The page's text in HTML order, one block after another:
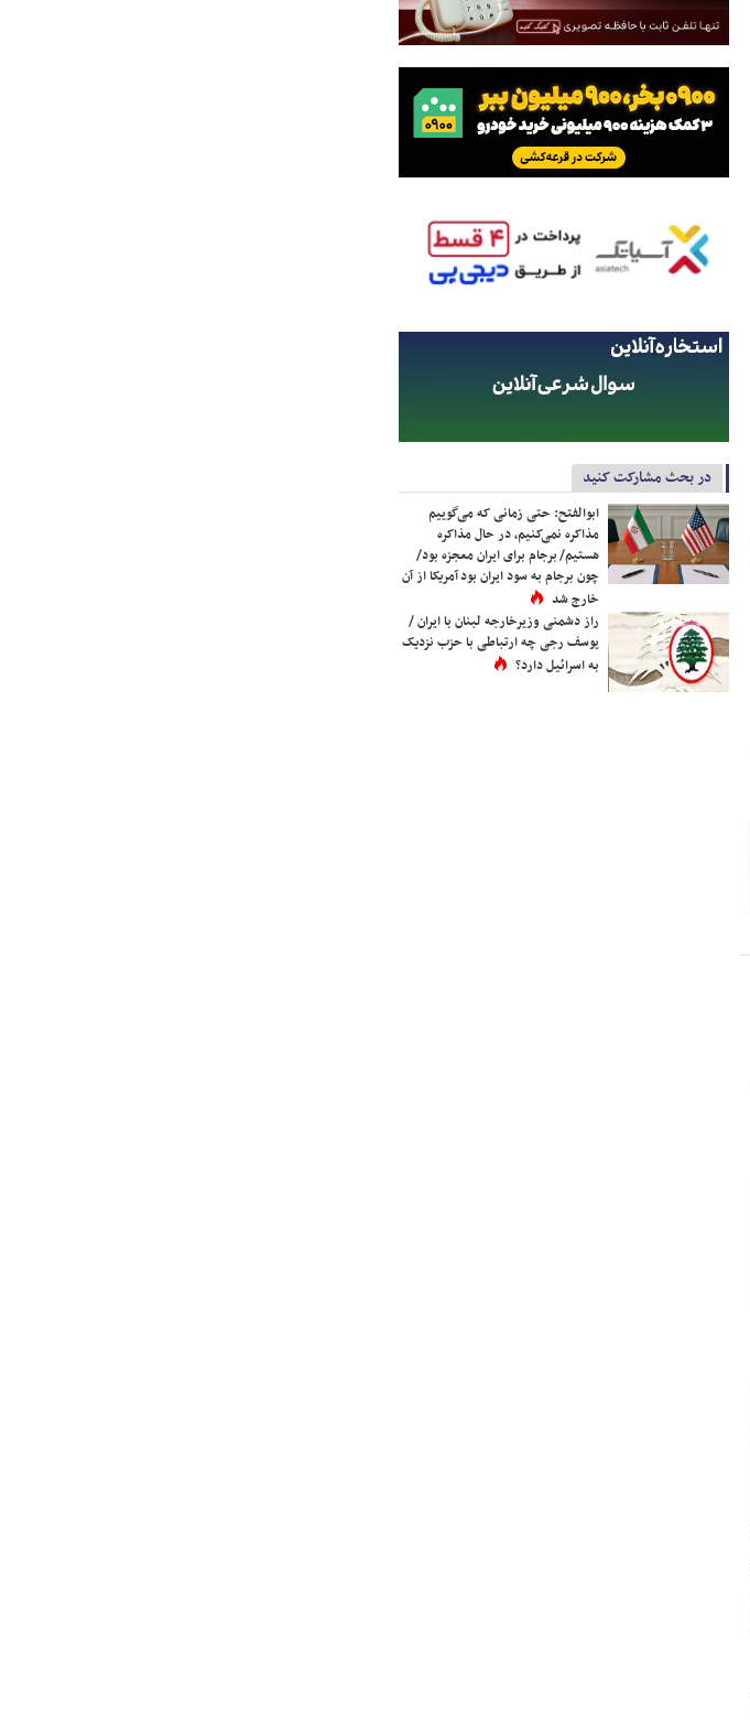
در بحث مشارکت کنید
ابوالفتح: حتی زمانی که می‌گوییم
مذاکره نمی‌کنیم، در حال مذاکره
هستیم/ برجام برای ایران معجزه بود/
چون برجام به سود ایران بود آمریکا از آن
خارج شد
راز دشمنی وزیرخارجه لبنان با ایران /
یوسف رجی چه ارتباطی با حزب نزدیک
به اسرائیل دارد؟